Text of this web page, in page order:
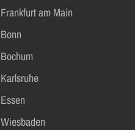
Frankfurt am Main
Bonn
Bochum
Karlsruhe
Essen
Wiesbaden